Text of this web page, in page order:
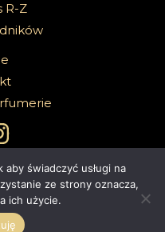
R-Z
| Z dumą wspierane przez
internetowe
świadczyć usługi na
ze strony oznacza,
ich użycie.